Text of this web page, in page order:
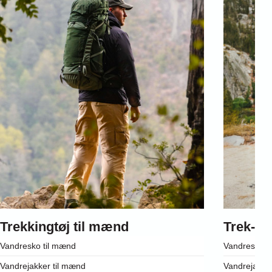
Trekkingtøj til mænd
Vandresko til mænd
Vandrejakker til mænd
Trek-
Vandresko